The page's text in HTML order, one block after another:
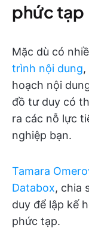
phức tạp
Mặc dù có
trình nội dung
hoạch nội
đồ tư duy có
ra các nỗ lực
nghiệp bạn.
Tamara
Databox, chia
duy để lập kế
phức tạp.